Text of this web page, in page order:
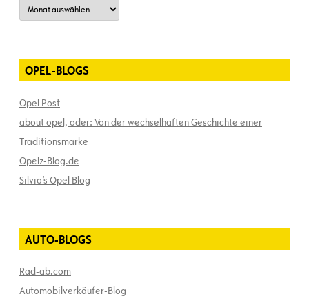
Archiv
OPEL-BLOGS
Opel Post
about opel, oder: Von der wechselhaften Geschichte einer
Traditionsmarke
Opelz-Blog.de
Silvio’s Opel Blog
AUTO-BLOGS
Rad-ab.com
Automobilverkäufer-Blog